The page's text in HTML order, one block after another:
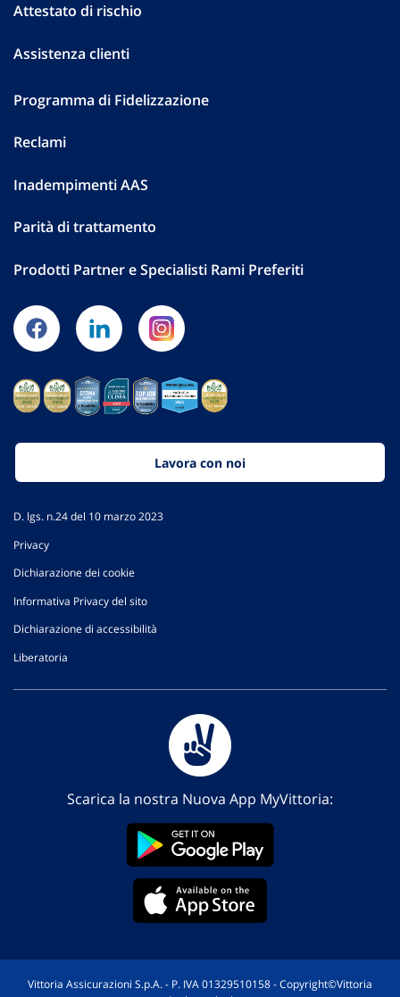
Attestato di rischio
Assistenza clienti
Programma di Fidelizzazione
Reclami
Inadempimenti AAS
Parità di trattamento
Prodotti Partner e Specialisti Rami Preferiti
Lavora con noi
D. lgs. n.24 del 10 marzo 2023
Privacy
Dichiarazione dei cookie
Informativa Privacy del sito
Dichiarazione di accessibilità
Liberatoria
Scarica la nostra Nuova App MyVittoria:
Vittoria Assicurazioni S.p.A. - P. IVA 01329510158 - Copyright©Vittoria